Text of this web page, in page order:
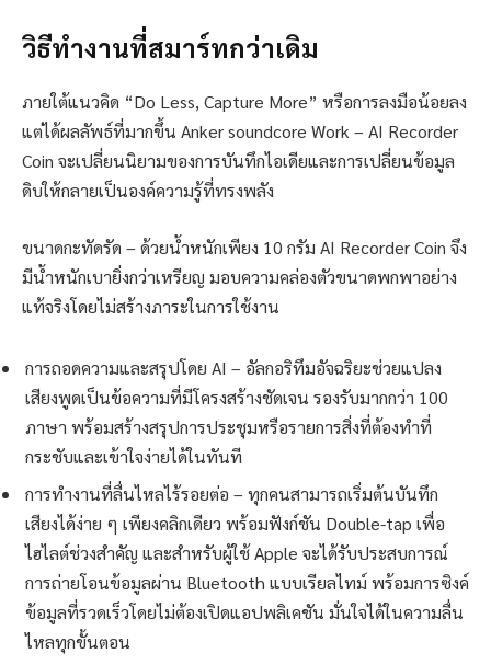
วิธีทำงานที่สมาร์ทกว่าเดิม
ภายใต้แนวคิด “Do Less, Capture More” หรือการลงมือน้อยลง
แต่ได้ผลลัพธ์ที่มากขึ้น Anker soundcore Work – AI Recorder
Coin จะเปลี่ยนนิยามของการบันทึกไอเดียและการเปลี่ยนข้อมูล
ดิบให้กลายเป็นองค์ความรู้ที่ทรงพลัง
ขนาดกะทัดรัด – ด้วยน้ำหนักเพียง 10 กรัม AI Recorder Coin จึง
มีน้ำหนักเบายิ่งกว่าเหรียญ มอบความคล่องตัวขนาดพกพาอย่าง
แท้จริงโดยไม่สร้างภาระในการใช้งาน
การถอดความและสรุปโดย AI – อัลกอริทึมอัจฉริยะช่วยแปลง
เสียงพูดเป็นข้อความที่มีโครงสร้างชัดเจน รองรับมากกว่า 100
ภาษา พร้อมสร้างสรุปการประชุมหรือรายการสิ่งที่ต้องทำที่
กระชับและเข้าใจง่ายได้ในทันที
การทำงานที่ลื่นไหลไร้รอยต่อ – ทุกคนสามารถเริ่มต้นบันทึก
เสียงได้ง่าย ๆ เพียงคลิกเดียว พร้อมฟังก์ชัน Double-tap เพื่อ
ไฮไลต์ช่วงสำคัญ และสำหรับผู้ใช้ Apple จะได้รับประสบการณ์
การถ่ายโอนข้อมูลผ่าน Bluetooth แบบเรียลไทม์ พร้อมการซิงค์
ข้อมูลที่รวดเร็วโดยไม่ต้องเปิดแอปพลิเคชัน มั่นใจได้ในความลื่น
ไหลทุกขั้นตอน